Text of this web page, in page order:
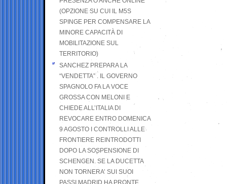
(OPZIONE SU CUI IL M5S
SPINGE PER COMPENSARE LA
MINORE CAPACITÀ DI
MOBILITAZIONE SUL
TERRITORIO)
SANCHEZ PREPARA LA
“VENDETTA” . IL GOVERNO
SPAGNOLO FA LA VOCE
GROSSA CON MELONI E
CHIEDE ALL’ITALIA DI
REVOCARE ENTRO DOMENICA
9 AGOSTO I CONTROLLI ALLE
FRONTIERE REINTRODOTTI
DOPO LA SOSPENSIONE DI
SCHENGEN. SE LA DUCETTA
NON TORNERA’ SUI SUOI
PASSI MADRID HA PRONTE